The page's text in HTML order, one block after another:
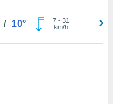
/ 10° 7- 31
km/h